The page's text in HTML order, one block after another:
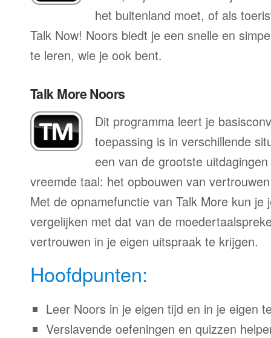
het buitenland moet, of als
Talk Now! Noors biedt je een snelle en
te leren, wie je ook bent.
Talk More Noors
Dit programma leert je
toepassing is in verschillende
een van de grootste
vreemde taal: het opbouwen van
Met de opnamefunctie van Talk More kun je
vergelijken met dat van de
vertrouwen in je eigen uitspraak te krijgen.
Hoofdpunten:
Leer Noors in je eigen tijd en in je eigen
Verslavende oefeningen en quizzen